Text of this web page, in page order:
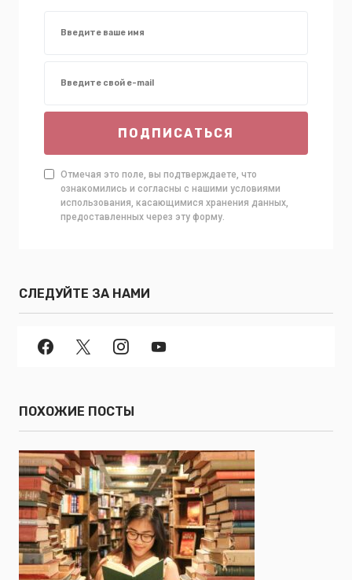
ПОДПИСАТЬСЯ
Отмечая это поле, вы подтверждаете, что
ознакомились и согласны с нашими условиями
использования, касающимися хранения данных,
предоставленных через эту форму.
СЛЕДУЙТЕ ЗА НАМИ
ПОХОЖИЕ ПОСТЫ